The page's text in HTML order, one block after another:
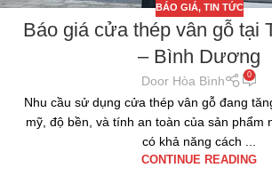
BÁO GIÁ, TIN TỨC
Báo giá cửa thép vân gỗ tại
– Bình Dương
Door Hòa Bình 0
Nhu cầu sử dụng cửa thép vân gỗ đang
mỹ, độ bền, và tính an toàn của sản phẩm
có khả năng cách ...
CONTINUE READING